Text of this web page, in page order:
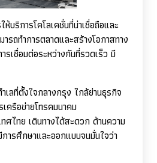
บริการโคโลเคชั่นที่น่าเชื่อถือและ
รถทำการตลาดและสร้างโอกาสทาง
รเชื่อมต่อระหว่างกันที่รวดเร็ว มี
เลที่ตั้งใจกลางกรุง ใกล้ย่านธุรกิจ
ครือข่ายโทรคมนาคม
ศไทย เดินทางได้สะดวก ด้านความ
ารศึกษาและออกแบบจนมั่นใจว่า